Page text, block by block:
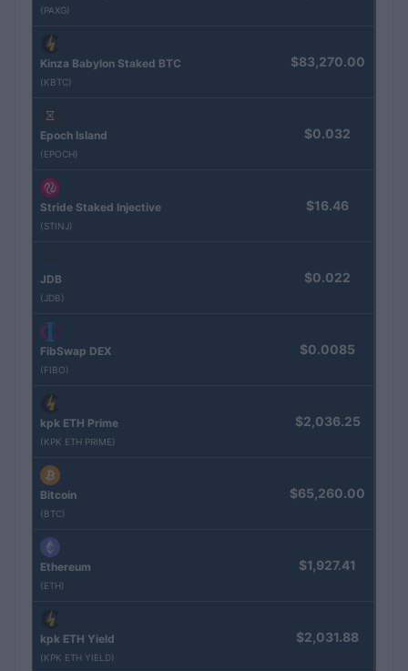
(PAXG)
Kinza Babylon Staked BTC
(KBTC)
$83,270.00
Epoch Island
(EPOCH)
$0.032
Stride Staked Injective
(STINJ)
$16.46
JDB
(JDB)
$0.022
FibSwap DEX
(FIBO)
$0.0085
kpk ETH Prime
(KPK ETH PRIME)
$2,036.25
Bitcoin
(BTC)
$65,260.00
Ethereum
(ETH)
$1,927.41
kpk ETH Yield
(KPK ETH YIELD)
$2,031.88